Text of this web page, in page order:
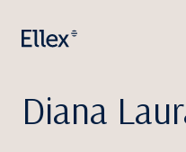
Diana